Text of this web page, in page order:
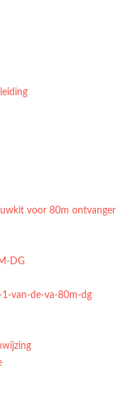
voor 80m ontvanger
DG
van-de-va-80m-dg